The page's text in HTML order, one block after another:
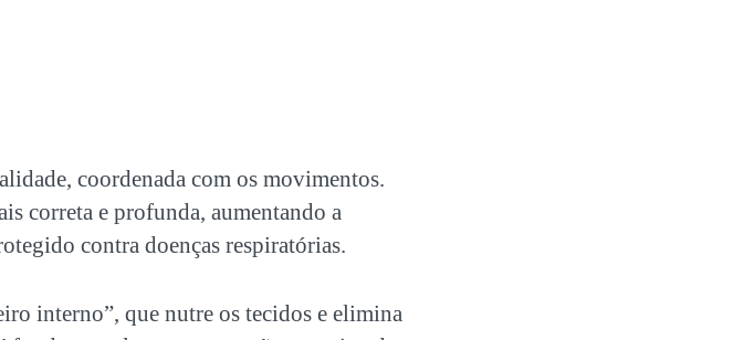
coordenada com os movimentos.
correta e profunda, aumentando a
contra doenças respiratórias.
interno”, que nutre os tecidos e elimina